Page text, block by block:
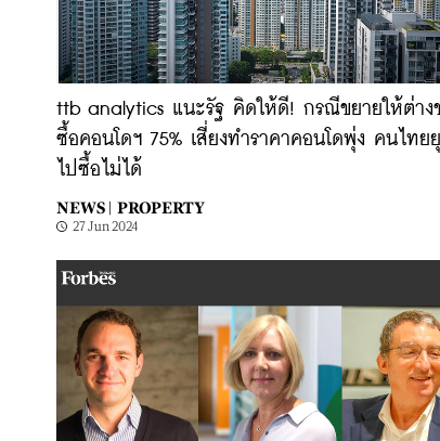
ttb analytics แนะรัฐ คิดให้ดี! กรณีขยายให้ต่าง
ซื้อคอนโดฯ 75% เสี่ยงทำราคาคอนโดพุ่ง คนไทย
ไปซื้อไม่ได้
NEWS | PROPERTY
27 Jun 2024